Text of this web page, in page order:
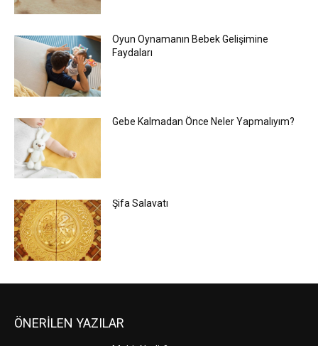
Oyun Oynamanın Bebek Gelişimine
Faydaları
Gebe Kalmadan Önce Neler Yapmalıyım?
Şifa Salavatı
ÖNERİLEN YAZILAR